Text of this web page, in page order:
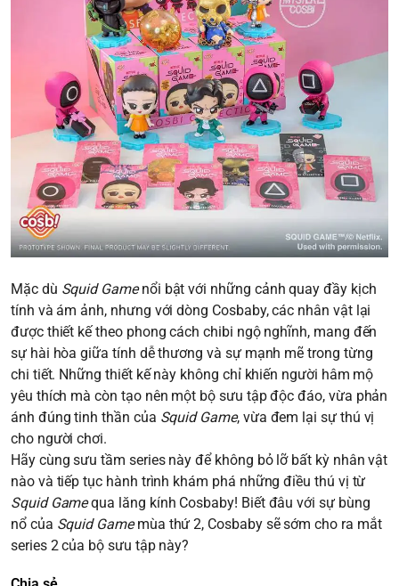
Mặc dù Squid Gamenổi bật với những cảnh quay đầy kịch
tính và ám ảnh, nhưng với dòng Cosbaby, các nhân vật lại
được thiết kế theo phong cách chibi ngộ nghĩnh, mang đến
sự hài hòa giữa tính dễ thương và sự mạnh mẽ trong từng
chi tiết. Những thiết kế này không chỉ khiến người hâm mộ
yêu thích mà còn tạo nên một bộ sưu tập độc đáo, vừa phản
ánh đúng tinh thần của Squid Game, vừa đem lại sự thú vị
cho người chơi.
Hãy cùng sưu tầm series này để không bỏ lỡ bất kỳ nhân vật
nào và tiếp tục hành trình khám phá những điều thú vị từ
Squid Gamequa lăng kính Cosbaby! Biết đâu với sự bùng
nổ của Squid Gamemùa thứ 2, Cosbaby sẽ sớm cho ra mắt
series 2 của bộ sưu tập này?